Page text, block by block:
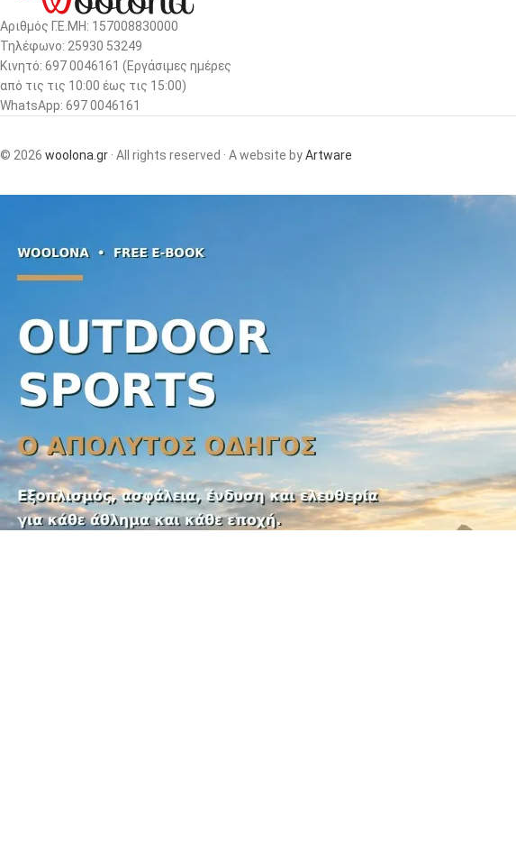
Αριθμός Γ.Ε.ΜΗ: 157008830000
Τηλέφωνο: 25930 53249
Κινητό: 697 0046161 (Eργάσιμες ημέρες
από τις τις 10:00 έως τις 15:00)
WhatsApp: 697 0046161
© 2026 woolona.gr · All rights reserved · A website byArtware